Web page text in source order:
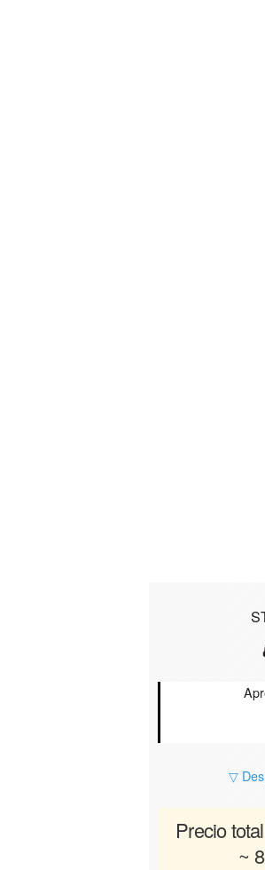
▽
Precio
~